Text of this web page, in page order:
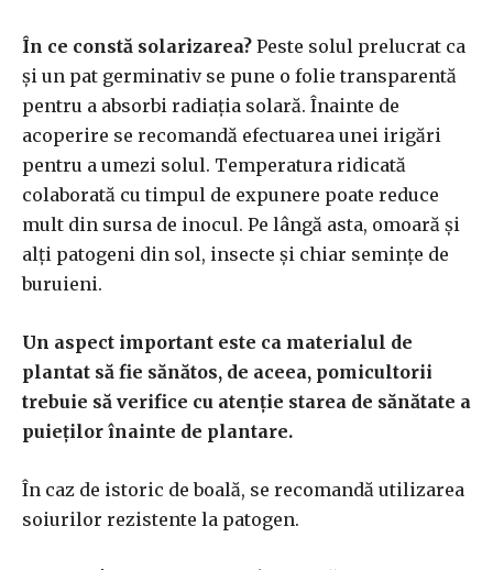
În ce constă solarizarea? Peste solul prelucrat ca
și un pat germinativ se pune o folie transparentă
pentru a absorbi radiația solară. Înainte de
acoperire se recomandă efectuarea unei irigări
pentru a umezi solul. Temperatura ridicată
colaborată cu timpul de expunere poate reduce
mult din sursa de inocul. Pe lângă asta, omoară și
alți patogeni din sol, insecte și chiar semințe de
buruieni.
Un aspect important este ca materialul de
plantat să fie sănătos, de aceea, pomicultorii
trebuie să verifice cu atenție starea de sănătate a
puieților înainte de plantare.
În caz de istoric de boală, se recomandă utilizarea
soiurilor rezistente la patogen.